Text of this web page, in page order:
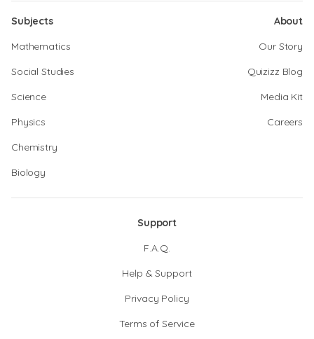
Subjects
Mathematics
Social Studies
Science
Physics
Chemistry
Biology
About
Our Story
Quizizz Blog
Media Kit
Careers
Support
F.A.Q.
Help & Support
Privacy Policy
Terms of Service